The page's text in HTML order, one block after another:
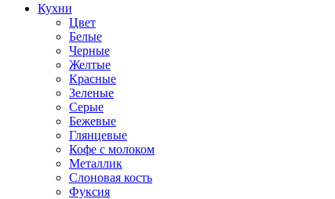
Кухни
Цвет
Белые
Черные
Желтые
Красные
Зеленые
Серые
Бежевые
Глянцевые
Кофе с молоком
Металлик
Слоновая кость
Фуксия